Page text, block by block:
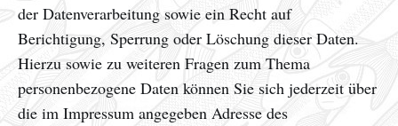
der Datenverarbeitung sowie ein Recht auf
Berichtigung, Sperrung oder Löschung dieser Daten.
Hierzu sowie zu weiteren Fragen zum Thema
personenbezogene Daten können Sie sich jederzeit über
die im Impressum angegeben Adresse des